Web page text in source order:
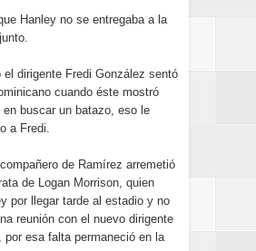
Hanley no se entregaba a la
el dirigente Fredi González sentó
cuando éste mostró
buscar un batazo, eso le
a Fredi.
de Ramírez arremetió
de Logan Morrison, quien
por llegar tarde al estadio y no
reunión con el nuevo dirigente
por esa falta permaneció en la